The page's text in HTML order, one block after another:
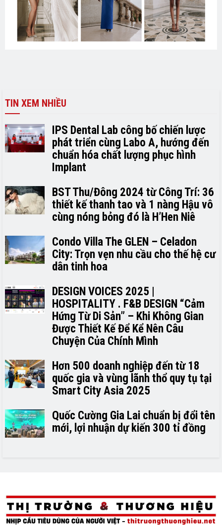
TIN XEM NHIỀU
IPS Dental Lab công bố chiến lược
phát triển cùng Labo A, hướng đến
chuẩn hóa chất lượng phục hình
Implant
BST Thu/Đông 2024 từ Công Trí: 36
thiết kế thanh tao và 1 nàng Hậu vô
cùng nóng bỏng đó là H’H­­­­en Niê
Condo Villa The GLEN – Celadon
City: Trọn vẹn nhu cầu cho thế hệ cư
dân tinh hoa
DESIGN VOICES 2025 |
HOSPITALITY . F&B DESIGN “Cảm
Hứng Từ Di Sản” – Khi Không Gian
Được Thiết Kế Để Kể Nên Câu
Chuyện Của Chính Mình
Hơn 500 doanh nghiệp đến từ 18
quốc gia và vùng lãnh thổ quy tụ tại
Smart City Asia 2025
Quốc Cường Gia Lai chuẩn bị đổi tên
mới, lợi nhuận dự kiến 300 tỉ đồng